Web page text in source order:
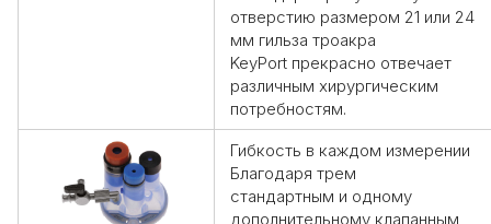
отверстию размером 21 или 24
мм гильза троакра
KeyPort прекрасно отвечает
различным хирургическим
потребностям.
Гибкость в каждом измерении
Благодаря трем
стандартным и одному
дополнительному клапанным